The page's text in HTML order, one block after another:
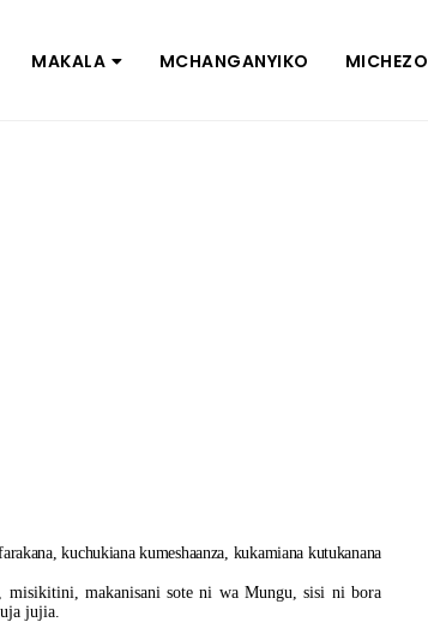
MAKALA MCHANGANYIKO MICHEZO
kuchukiana kumeshaanza, kukamiana kutukanana
misikitini, makanisani sote ni wa Mungu, sisi ni bora
jujia.